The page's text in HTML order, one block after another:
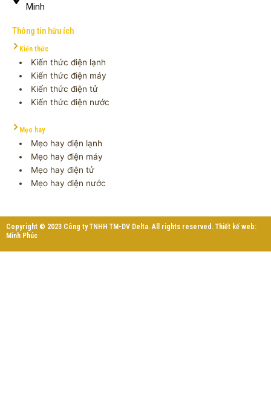
Minh
Thông tin hữu ích
Kiến thức
Kiến thức điện lạnh
Kiến thức điện máy
Kiến thức điện tử
Kiến thức điện nước
Mẹo hay
Mẹo hay điện lạnh
Mẹo hay điện máy
Mẹo hay điện tử
Mẹo hay điện nước
Copyright © 2023 Công ty TNHH TM-DV Delta. All rights reserved. Thiết kế web:
Minh Phúc